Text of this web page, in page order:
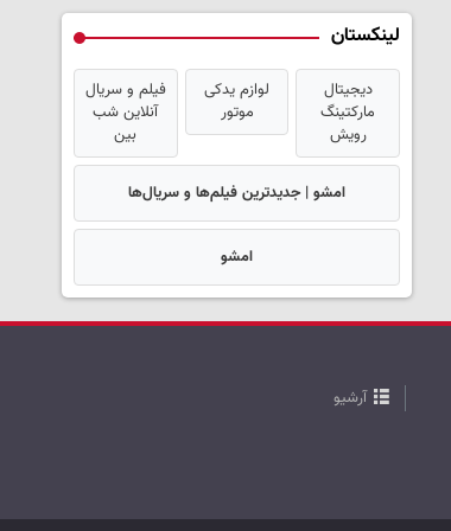
لینکستان
دیجیتال
مارکتینگ
رویش
لوازم یدکی
موتور
فیلم و سریال
آنلاین شب
بین
امشو | جدیدترین فیلم‌ها و سریال‌ها
امشو
آرشیو